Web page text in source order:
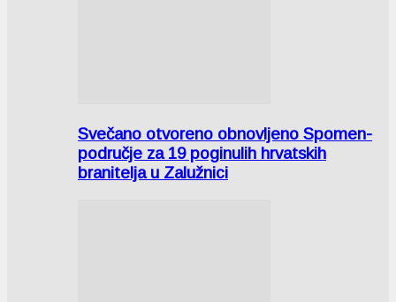
Svečano otvoreno obnovljeno Spomen-
područje za 19 poginulih hrvatskih
branitelja u Zalužnici